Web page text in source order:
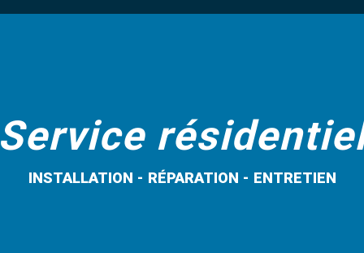
Service
INSTALLATION - RÉPARATION - ENTRETIEN